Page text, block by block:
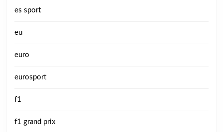
es sport
eu
euro
eurosport
f1
f1 grand prix